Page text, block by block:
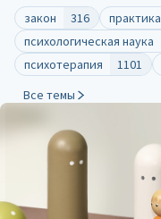
закон 316 практика
психологическая наука
психотерапия
1101
Все темы